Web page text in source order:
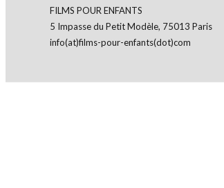
FILMS POUR ENFANTS
5 Impasse du Petit Modèle, 75013 Paris
info(at)films-pour-enfants(dot)com